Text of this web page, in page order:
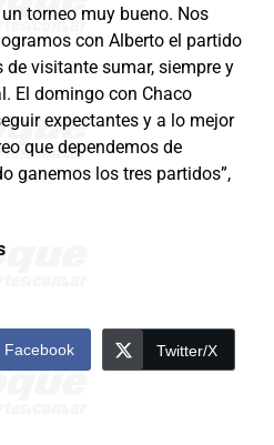
torneo muy bueno. Nos
con Alberto el partido
visitante sumar, siempre y
El domingo con Chaco
expectantes y a lo mejor
que dependemos de
ganemos los tres partidos”,
Facebook Twitter/X